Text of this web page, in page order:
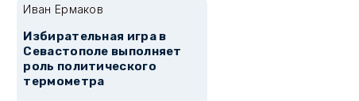
Иван Ермаков
Избирательная игра в
Севастополе выполняет
роль политического
термометра